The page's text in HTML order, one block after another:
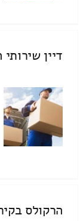
דיין
הרקולס